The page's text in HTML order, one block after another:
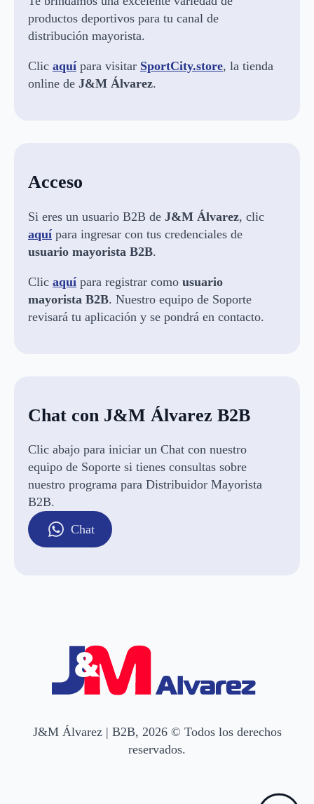
productos deportivos para tu canal de
distribución mayorista.
Clic aquí para visitar SportCity.store, la tienda
online de J&M Álvarez.
Acceso
Si eres un usuario B2B de J&M Álvarez, clic
aquí para ingresar con tus credenciales de
usuario mayorista B2B.
Clic aquí para registrar como usuario
mayorista B2B. Nuestro equipo de Soporte
revisará tu aplicación y se pondrá en contacto.
Chat con J&M Álvarez B2B
Clic abajo para iniciar un Chat con nuestro
equipo de Soporte si tienes consultas sobre
nuestro programa para Distribuidor Mayorista
B2B.
Chat
J&M Álvarez | B2B, 2026 © Todos los derechos
reservados.